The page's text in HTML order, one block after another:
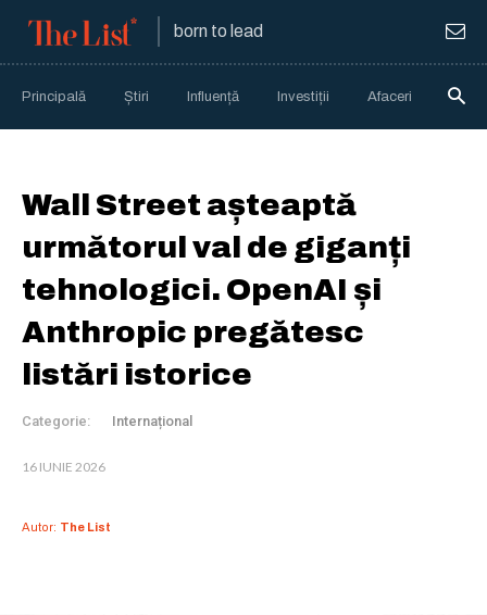
born to lead
Principală Știri Influență Investiții Afaceri
Wall Street așteaptă
următorul val de giganți
tehnologici. OpenAI și
Anthropic pregătesc
listări istorice
Categorie: Internațional
16 IUNIE 2026
Autor: The List